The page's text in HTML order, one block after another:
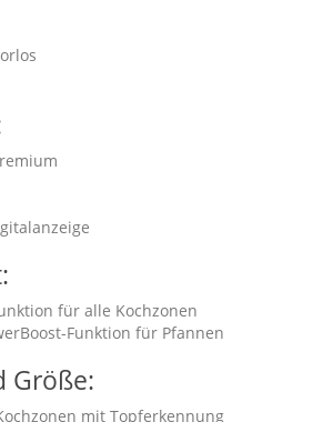
für alle Kochzonen
Funktion für Pfannen
Größe:
mit Topferkennung